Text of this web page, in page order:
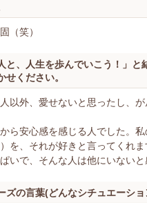
（笑）
と、人生を歩んでいこう！」と
せください。
以外、愛せないと思ったし、
ら安心感を感じる人でした。
）を、それが好きと言ってくれ
いで、そんな人は他にいないと
ズの言葉(どんなシチュエーシ